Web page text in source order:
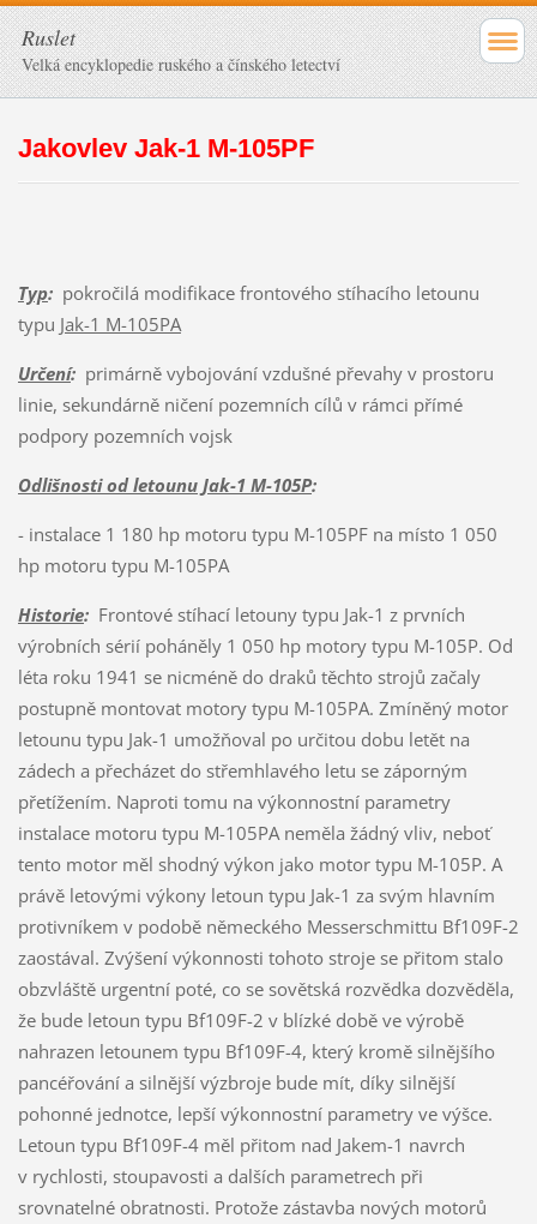
Ruslet
Velká encyklopedie ruského a čínského letectví
Jakovlev Jak-1 M-105PF
Typ:pokročilá modifikace frontového stíhacího letounu
typu Jak-1 M-105PA
Určení:primárně vybojování vzdušné převahy v prostoru
linie, sekundárně ničení pozemních cílů v rámci přímé
podpory pozemních vojsk
Odlišnosti od letounu Jak-1 M-105P:
- instalace 1 180 hp motoru typu M-105PF na místo 1 050
hp motoru typu M-105PA
Historie:Frontové stíhací letouny typu Jak-1 z prvních
výrobních sérií poháněly 1 050 hp motory typu M-105P. Od
léta roku 1941 se nicméně do draků těchto strojů začaly
postupně montovat motory typu M-105PA. Zmíněný motor
letounu typu Jak-1 umožňoval po určitou dobu letět na
zádech a přecházet do střemhlavého letu se záporným
přetížením. Naproti tomu na výkonnostní parametry
instalace motoru typu M-105PA neměla žádný vliv, neboť
tento motor měl shodný výkon jako motor typu M-105P. A
právě letovými výkony letoun typu Jak-1 za svým hlavním
protivníkem v podobě německého Messerschmittu Bf109F-2
zaostával. Zvýšení výkonnosti tohoto stroje se přitom stalo
obzvláště urgentní poté, co se sovětská rozvědka dozvěděla,
že bude letoun typu Bf109F-2 v blízké době ve výrobě
nahrazen letounem typu Bf109F-4, který kromě silnějšího
pancéřování a silnější výzbroje bude mít, díky silnější
pohonné jednotce, lepší výkonnostní parametry ve výšce.
Letoun typu Bf109F-4 měl přitom nad Jakem-1 navrch
v rychlosti, stoupavosti a dalších parametrech při
srovnatelné obratnosti. Protože zástavba nových motorů